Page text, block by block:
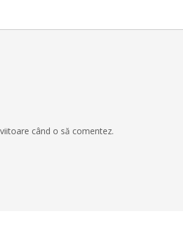
când o să comentez.